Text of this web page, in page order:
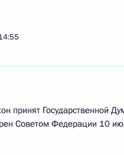
принят Государственной
Советом Федерации 10